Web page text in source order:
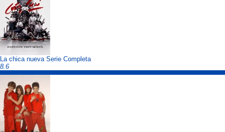
La chica nueva Serie Completa
8.6